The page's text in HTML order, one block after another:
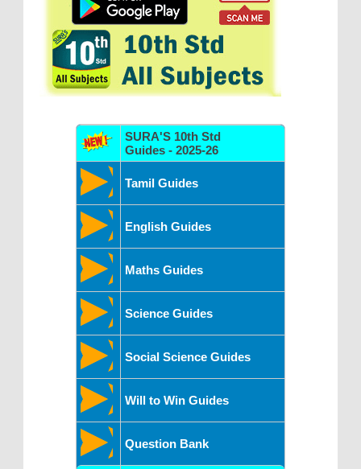
SURA'S 10th Std
Guides - 2025-26
Tamil Guides
English Guides
Maths Guides
Science Guides
Social Science Guides
Will to Win Guides
Question Bank